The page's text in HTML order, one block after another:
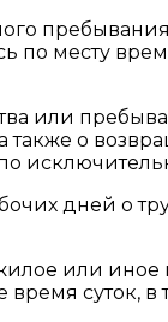
по месту
или
о
дней о
или
суток, в